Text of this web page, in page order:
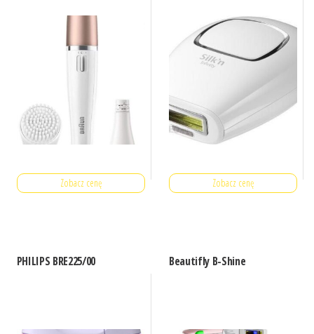
Zobacz cenę Zobacz cenę
PHILIPS BRE225/00 Beautifly B-Shine